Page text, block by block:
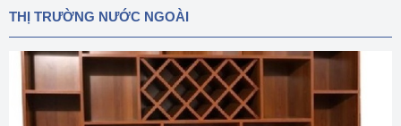
THỊ TRƯỜNG NƯỚC NGOÀI